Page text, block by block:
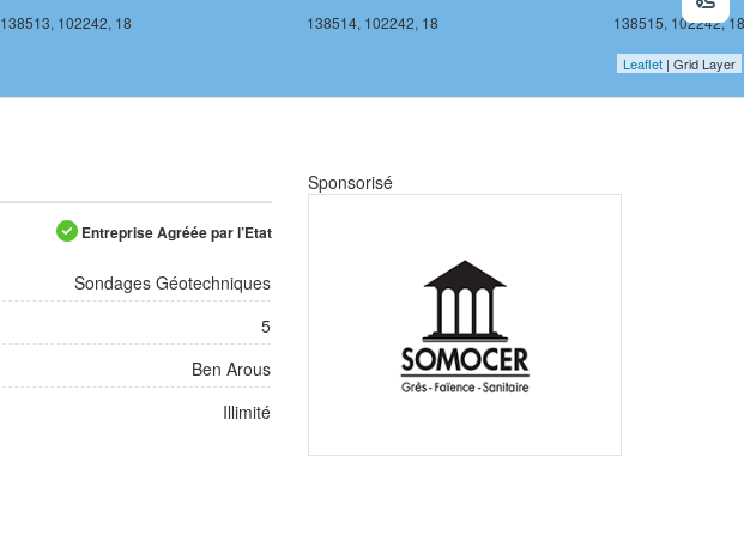
138513, 102242, 18 138514, 102242, 18 138515, 102242, 18
Leaflet | Grid Layer
Entreprise Agréée par l’Etat
Sondages Géotechniques
5
Ben Arous
Illimité
Sponsorisé